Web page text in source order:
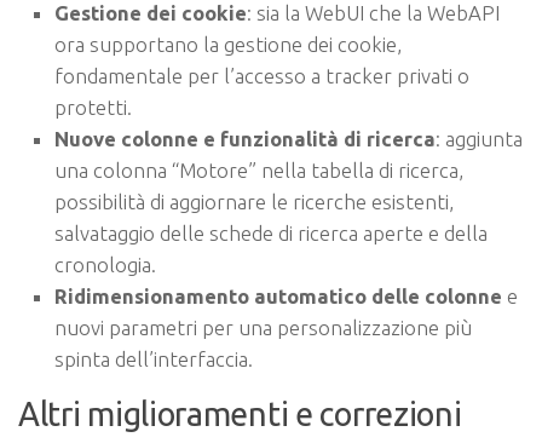
Gestione dei cookie: sia la WebUI che la WebAPI
ora supportano la gestione dei cookie,
fondamentale per l’accesso a tracker privati o
protetti.
Nuove colonne e funzionalità di ricerca: aggiunta
una colonna “Motore” nella tabella di ricerca,
possibilità di aggiornare le ricerche esistenti,
salvataggio delle schede di ricerca aperte e della
cronologia.
Ridimensionamento automatico delle colonne e
nuovi parametri per una personalizzazione più
spinta dell’interfaccia.
Altri miglioramenti e correzioni